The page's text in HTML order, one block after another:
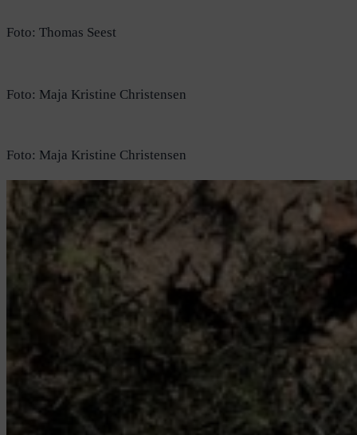
Foto: Thomas Seest
Foto: Maja Kristine Christensen
Foto: Maja Kristine Christensen